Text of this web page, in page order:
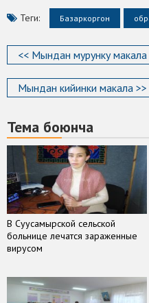
Теги: Базаркоргон
<< Мындан мурунку макала
Мындан кийинки макала >>
Тема боюнча
В Суусамырской сельской
больнице лечатся зараженные
вирусом